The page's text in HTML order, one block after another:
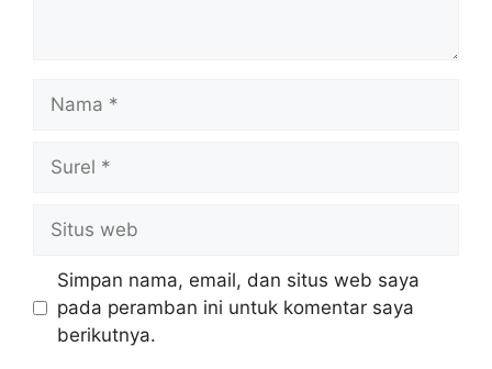
Nama
Surel
Situs
web
Simpan nama, email, dan situs web saya
pada peramban ini untuk komentar saya
berikutnya.